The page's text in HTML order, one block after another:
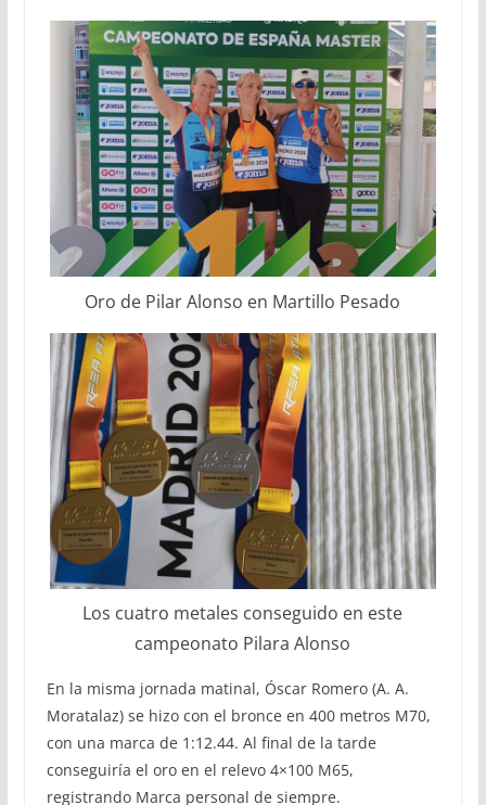
Oro de Pilar Alonso en Martillo Pesado
Los cuatro metales conseguido en este
campeonato Pilara Alonso
En la misma jornada matinal, Óscar Romero (A. A.
Moratalaz) se hizo con el bronce en 400 metros M70,
con una marca de 1:12.44. Al final de la tarde
conseguiría el oro en el relevo 4×100 M65,
registrando Marca personal de siempre.